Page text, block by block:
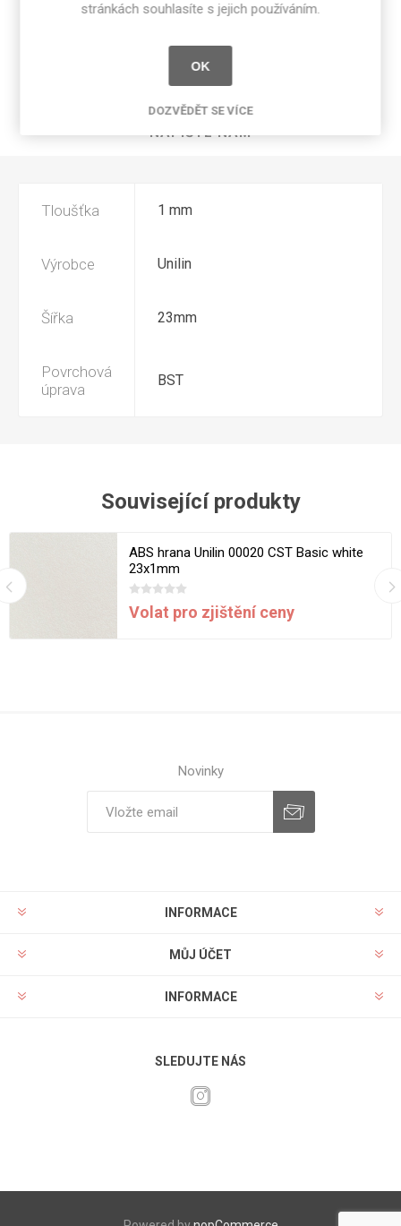
SPECIFIKACE PRODUKTU
RECENZE
NAPIŠTE NÁM
Tloušťka 1 mm
Výrobce Unilin
Šířka 23mm
Povrchová
úprava
BST
Související produkty
ABS hrana Unilin 00020 CST Basic white
23x1mm
Volat pro zjištění ceny
Novinky
INFORMACE
MŮJ ÚČET
INFORMACE
SLEDUJTE NÁS
stránkách souhlasíte s jejich používáním.
OK
DOZVĚDĚT SE VÍCE